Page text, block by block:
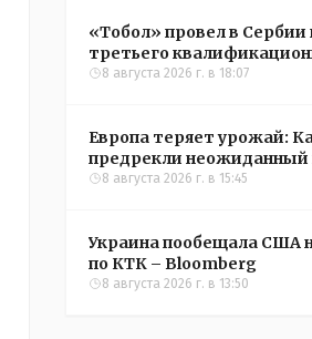
«Тобол» провел в
третьего
конференций УЕФА
8 августа 2026 г. в 18:07
Европа теряет урожай:
предрекли неожиданный
8 августа 2026 г. в 15:45
Украина пообещала США
по КТК – Bloomberg
8 августа 2026 г. в 13:50